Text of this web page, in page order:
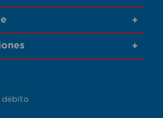
+
+
débito